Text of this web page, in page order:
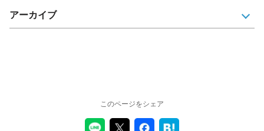
アーカイブ
このページをシェア